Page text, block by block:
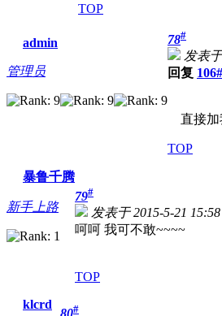
TOP
admin
管理员
78#
发表
回复 106#
直接加
TOP
暴鲁千腾
新手上路
79#
发表于 2015-5-21 15:58
呵呵 我可不敢~~~~
TOP
klcrd
#